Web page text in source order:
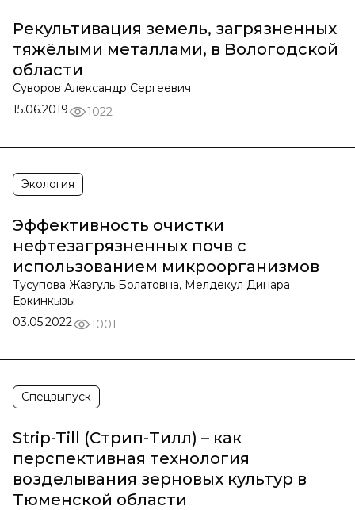
Рекультивация земель, загрязненных
тяжёлыми металлами, в Вологодской
области
Суворов Александр Сергеевич
15.06.2019
1022
Экология
Эффективность очистки
нефтезагрязненных почв с
использованием микроорганизмов
Тусупова Жазгуль Болатовна, Мелдекул Динара
Еркинкызы
03.05.2022
1001
Спецвыпуск
Strip-Till (Стрип-Тилл) – как
перспективная технология
возделывания зерновых культур в
Тюменской области